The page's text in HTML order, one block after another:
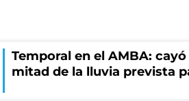
Temporal en el AMBA:
mitad de la lluvia prevista